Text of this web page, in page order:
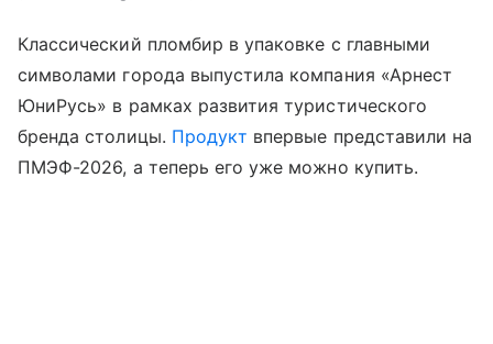
Классический пломбир в упаковке с главными
символами города выпустила компания «Арнест
ЮниРусь» в рамках развития туристического
бренда столицы. Продукт впервые представили на
ПМЭФ-2026, а теперь его уже можно купить.